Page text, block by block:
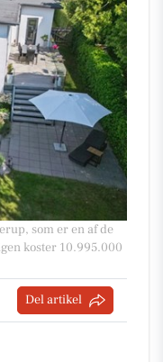
som er en af de
koster 10.995.000
Del artikel